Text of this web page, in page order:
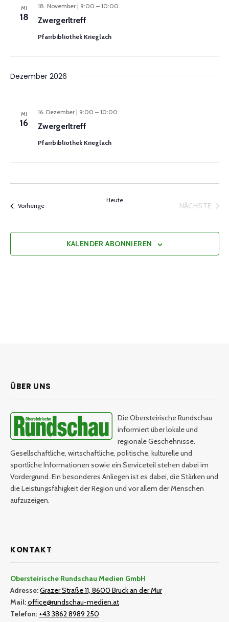
MI
18 Zwergerltreff
18. November | 9:00 – 10:00
Pfarrbibliothek Krieglach
Dezember 2026
MI
16 Zwergerltreff
16. Dezember | 9:00 – 10:00
Pfarrbibliothek Krieglach
VorherigeVeranstaltungen
Heute
NÄCHSTE
KALENDER ABONNIEREN
ÜBER UNS
Die Obersteirische Rundschau
informiert über lokale und
regionale Geschehnisse.
Gesellschaftliche, wirtschaftliche, politische, kulturelle und
sportliche Informationen sowie ein Serviceteil stehen dabei im
Vordergrund. Ein besonderes Anliegen ist es dabei, die Stärken und
die Leistungsfähigkeit der Region und vor allem der Menschen
aufzuzeigen.
KONTAKT
Obersteirische Rundschau Medien GmbH
Adresse:Grazer Straße 11, 8600 Bruck an der Mur
Mail:office@rundschau-medien.at
Telefon: +43 3862 8989 250